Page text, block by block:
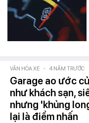
VĂN HÓA XE - 4 NĂM TRƯỚC
Garage ao ước
như khách sạn,
nhưng 'khủng
lại là điểm nhấn